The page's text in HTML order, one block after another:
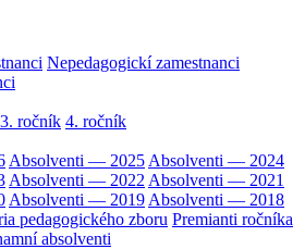
Nepedagogickí zamestnanci
3. ročník 4. ročník
Absolventi — 2025 Absolventi — 2024
Absolventi — 2022 Absolventi — 2021
Absolventi — 2019 Absolventi — 2018
pedagogického zboru Premianti ročníka
absolventi